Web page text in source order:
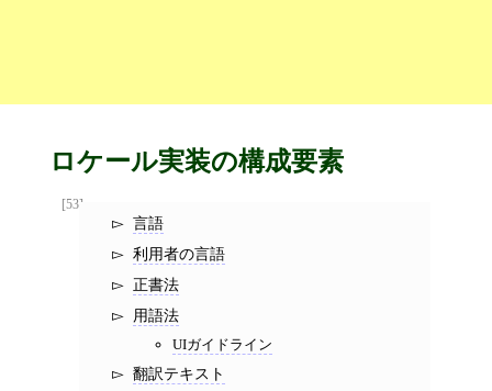
ロケール実装の構成要素
[53]
言語
利用者の言語
正書法
用語法
UIガイドライン
翻訳テキスト